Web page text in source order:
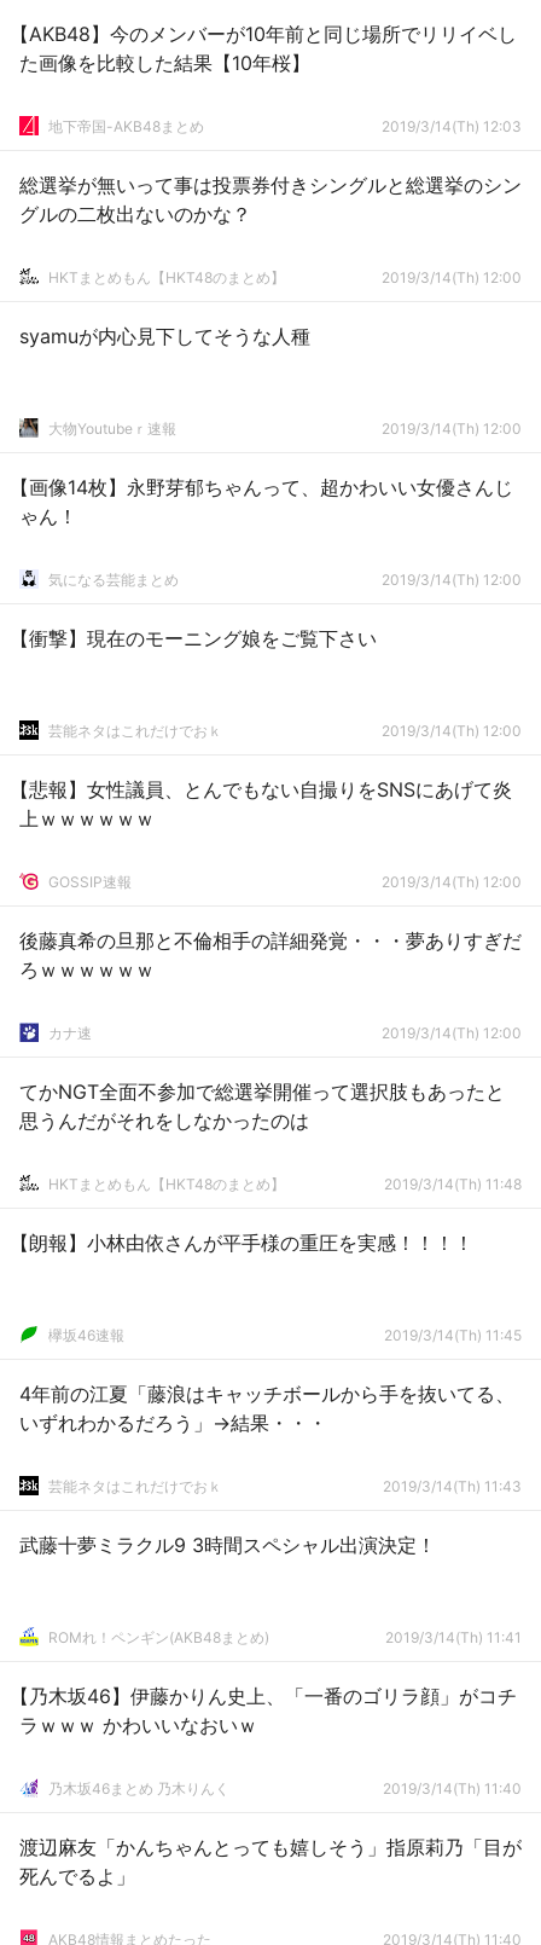
【AKB48】今のメンバーが10年前と同じ場所でリリイベし
た画像を比較した結果【10年桜】
地下帝国-AKB48まとめ 2019/3/14(Th) 12:03
総選挙が無いって事は投票券付きシングルと総選挙のシン
グルの二枚出ないのかな？
HKTまとめもん【HKT48のまとめ】 2019/3/14(Th) 12:00
syamuが内心見下してそうな人種
大物Youtubeｒ速報 2019/3/14(Th) 12:00
【画像14枚】永野芽郁ちゃんって、超かわいい女優さんじ
ゃん！
気になる芸能まとめ 2019/3/14(Th) 12:00
【衝撃】現在のモーニング娘をご覧下さい
芸能ネタはこれだけでおｋ 2019/3/14(Th) 12:00
【悲報】女性議員、とんでもない自撮りをSNSにあげて炎
上ｗｗｗｗｗｗ
GOSSIP速報 2019/3/14(Th) 12:00
後藤真希の旦那と不倫相手の詳細発覚・・・夢ありすぎだ
ろｗｗｗｗｗｗ
カナ速 2019/3/14(Th) 12:00
てかNGT全面不参加で総選挙開催って選択肢もあったと
思うんだがそれをしなかったのは
HKTまとめもん【HKT48のまとめ】 2019/3/14(Th) 11:48
【朗報】小林由依さんが平手様の重圧を実感！！！！
欅坂46速報 2019/3/14(Th) 11:45
4年前の江夏「藤浪はキャッチボールから手を抜いてる、
いずれわかるだろう」→結果・・・
芸能ネタはこれだけでおｋ 2019/3/14(Th) 11:43
武藤十夢ミラクル9 3時間スペシャル出演決定！
ROMれ！ペンギン(AKB48まとめ) 2019/3/14(Th) 11:41
【乃木坂46】伊藤かりん史上、「一番のゴリラ顔」がコチ
ラｗｗｗ かわいいなおいｗ
乃木坂46まとめ 乃木りんく 2019/3/14(Th) 11:40
渡辺麻友「かんちゃんとっても嬉しそう」指原莉乃「目が
死んでるよ」
AKB48情報まとめたった 2019/3/14(Th) 11:40